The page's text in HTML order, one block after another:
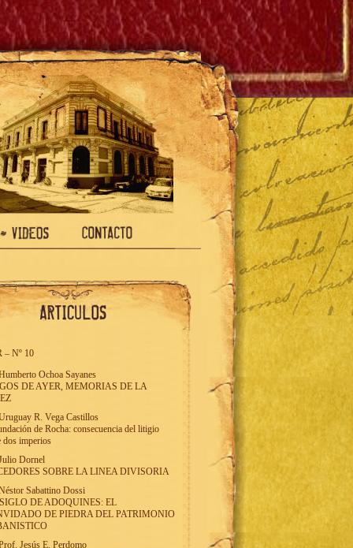
– Nº 10
Ochoa Sayanes
DE AYER, MEMORIAS DE LA
R. Vega Castillos
de Rocha: consecuencia del litigio
dos imperios
Dornel
SOBRE LA LINEA DIVISORIA
Sabattino Dossi
DE ADOQUINES: EL
DE PIEDRA DEL PATRIMONIO
Jesús E. Perdomo